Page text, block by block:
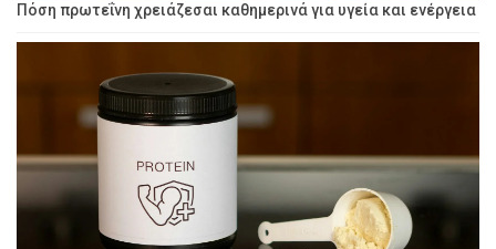
Πόση πρωτεΐνη χρειάζεσαι καθημερινά για υγεία και ενέργεια